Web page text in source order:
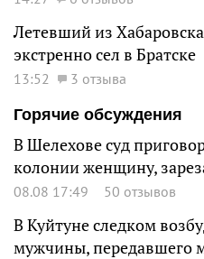
Летевший из
экстренно сел в Братске
13:52
3 отзыва
Горячие обсуждения
В Шелехове суд
колонии женщину,
08.08 17:49 50 отзывов
В Куйтуне следком
мужчины, передавшего